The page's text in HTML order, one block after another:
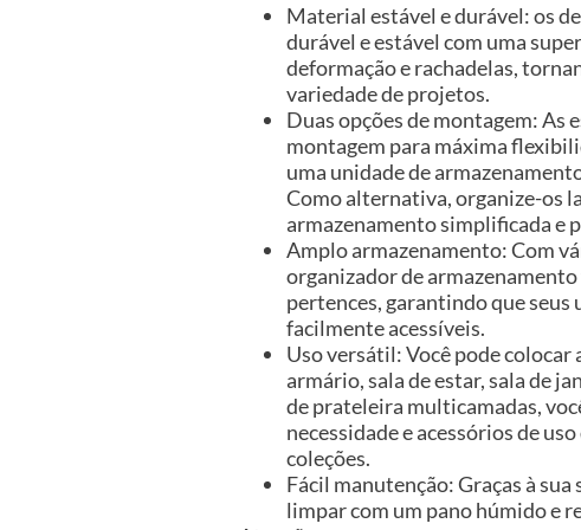
Material estável e durável: os
durável e estável com uma
deformação e rachadelas,
variedade de projetos.
Duas opções de montagem: As
montagem para máxima
uma unidade de
Como alternativa, organize-os
armazenamento simplificada e
Amplo armazenamento: Com
organizador de
pertences, garantindo que seus
facilmente acessíveis.
Uso versátil: Você pode colocar
armário, sala de estar, sala de
de prateleira multicamadas,
necessidade e acessórios de
coleções.
Fácil manutenção: Graças à
limpar com um pano húmido e